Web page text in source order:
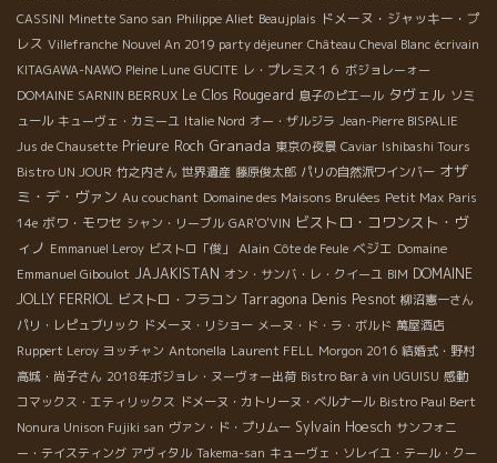
CASSINI Minette Sano san Philippe Aliet Beaujplais ドメーヌ・ジャッキー・プ
レス Villefranche Nouvel An 2019 party déjeuner Château Cheval Blanc écrivain
KITAGAWA-NAWO Pleine Lune GUCITE レ・プレミス１６ ボジョレーォー
DOMAINE SARNIN BERRUX Le Clos Rougeard 息子のピエール タヴェル ソミ
ュール キューヴェ・カミーユ Italie Nord オー・ザルジラ Jean-Pierre BISPALIE
Jus de Chausette Prieure Roch Granada 東京の夜景 Caviar Ishibashi Tours
Bistro UN JOUR 竹之内さん 世界遺産 藤原俊太郎 パリの自然派ワインバー オザ
ミ・デ・ヴァン Au couchant Domaine des Maisons Brulées Petit Max Paris
14e ボワ・モワセ シャン・リーブル GAR'O'VIN ビストロ・コワンスト・ヴ
ィノ Emmanuel Leroy ビストロ「俊」 Alain Côte de Feule ベジエ Domaine
Emmanuel Giboulot JAJAKISTAN オン・サンバ・レ・クイーユ BIM DOMAINE
JOLLY FERRIOL ビストロ・フラコン Tarragona Denis Pesnot 柳沼憲一さん
パリ・レピュブリック ドメーヌ・リショー メーヌ・ド・ラ・ボルド 萬屋酒店
Ruppert Leroy ヨッチャン Antonella Laurent FELL Morgon 2016 結婚式・野村
高城・尚子さん 2018年ボジョレ・ヌーヴォー出荷 Bistro Bar à vin UGUISU 感動
コマックス・エティリックス ドメーヌ・カトリーヌ・ベルナール Bistro Paul Bert
Nonura Unison Fujiki san ヴァン・ド・プリムー Sylvain Hoesch サンフォニ
ー・テイスティング アヴィタル Takema-san キューヴェ・ソレイユ・テール・クー